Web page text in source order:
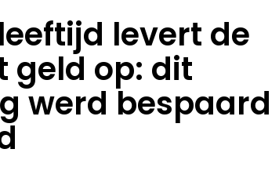
levert de
geld op: dit
werd bespaard